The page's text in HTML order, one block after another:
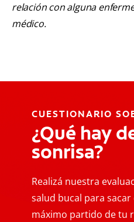
relación con alguna
médico.
CUESTIONARIO
¿Qué hay
sonrisa?
Realizá nuestra
salud bucal para sacar
máximo partido de tu